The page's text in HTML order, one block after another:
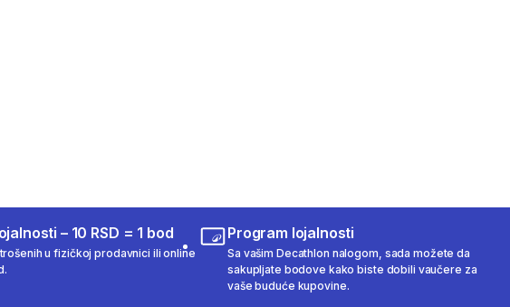
– 10 RSD = 1 bod
u fizičkoj prodavnici ili online
Program lojalnosti
Sa vašim Decathlon nalogom, sada možete da
sakupljate bodove kako biste dobili vaučere za
vaše buduće kupovine.